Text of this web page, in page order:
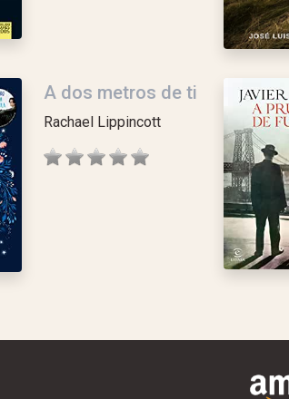
A dos metros de ti
Rachael Lippincott